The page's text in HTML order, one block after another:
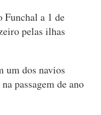
Funchal a 1 de
pelas ilhas
um dos navios
passagem de ano